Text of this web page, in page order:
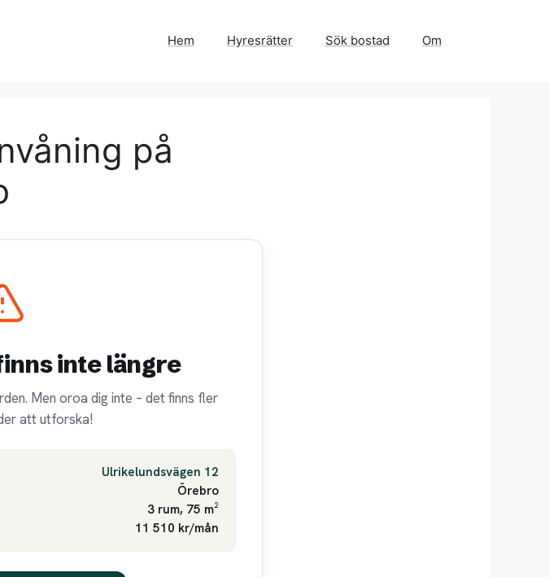
Hem Hyresrätter Sök bostad Om
på
inte längre
Men oroa dig inte – det finns fler
att utforska!
Ulrikelundsvägen 12
Örebro
3 rum, 75 m²
11 510 kr/mån